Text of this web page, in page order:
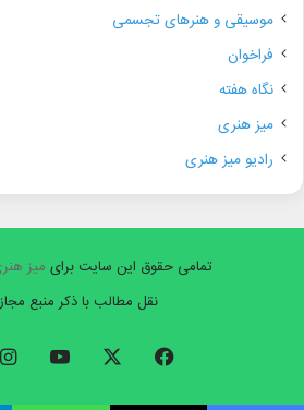
موسیقی و هنرهای تجسمی
فراخوان
نگاه هفته
میز هنری
رادیو میز هنری
تمامی حقوق این سایت برای میز
نقل مطالب با ذکر منبع
فیسبوک ایکس یوتیوب